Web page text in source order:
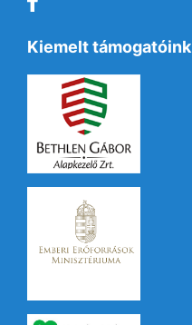
Kiemelt támogatóink